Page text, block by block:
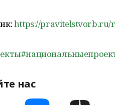
https://pravitelstvorb.ru/
нас